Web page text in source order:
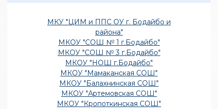
МКУ "ЦИМ и ППС ОУ г. Бодайбо и
района"
МКОУ "СОШ № 1 г.Бодайбо"
МКОУ "СОШ № 3 г.Бодайбо"
МКОУ "НОШ г.Бодайбо"
МКОУ "Мамаканская СОШ"
МКОУ "Балахнинская СОШ"
МКОУ "Артемовская СОШ"
МКОУ "Кропоткинская СОШ"